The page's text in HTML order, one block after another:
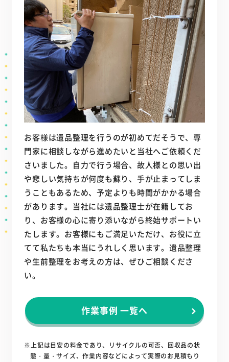
お客様は遺品整理を行うのが初めてだそうで、専
門家に相談しながら進めたいと当社へご依頼くだ
さいました。自力で行う場合、故人様との思い出
や悲しい気持ちが何度も蘇り、手が止まってしま
うこともあるため、予定よりも時間がかかる場合
があります。当社には遺品整理士が在籍してお
り、お客様の心に寄り添いながら終始サポートい
たします。お客様にもご満足いただけ、お役に立
てて私たちも本当にうれしく思います。遺品整理
や生前整理をお考えの方は、ぜひご相談くださ
い。
作業事例 一覧へ
※上記は目安の料金であり、リサイクルの可否、回収品の状
態・量・サイズ、作業内容などによって実際のお見積もり